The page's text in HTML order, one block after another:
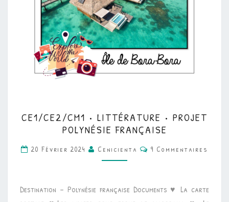
•
LITTÉRATURE
•
PROJET
FRANÇAISE
CE1/CE2/CM1 • LITTÉRATURE • PROJET
POLYNÉSIE FRANÇAISE
20 Février 2024 Cenicienta Commentaires
9 Commentaires
Destination – Polynésie française Documents ♥ La carte